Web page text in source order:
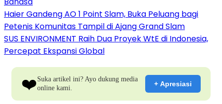
Haier Gandeng AO 1 Point Slam, Buka Peluang bagi
Petenis Komunitas Tampil di Ajang Grand Slam
SUS ENVIRONMENT Raih Dua Proyek WtE di Indonesia,
Percepat Ekspansi Global
❤️ Suka artikel ini? Ayo dukung media
online kami.
+ Apresiasi